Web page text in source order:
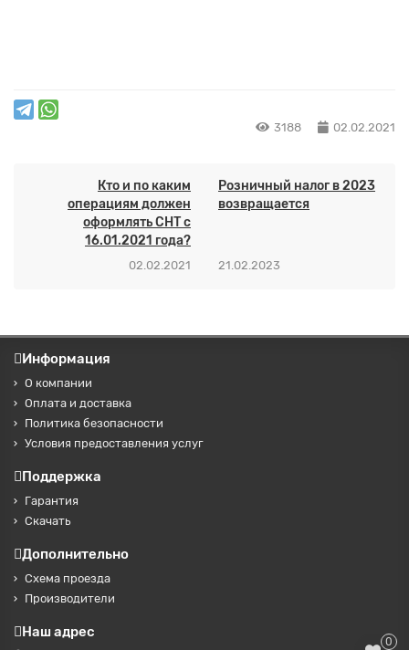
3188 02.02.2021
Кто и по каким
операциям должен
оформлять СНТ с
16.01.2021 года?
02.02.2021
Розничный налог в 2023
возвращается
21.02.2023
Информация
О компании
Оплата и доставка
Политика безопасности
Условия предоставления услуг
Поддержка
Гарантия
Скачать
Дополнительно
Схема проезда
Производители
Наш адрес
0